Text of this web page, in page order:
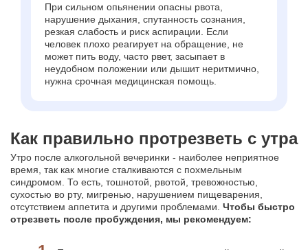
При сильном опьянении опасны рвота,
нарушение дыхания, спутанность сознания,
резкая слабость и риск аспирации. Если
человек плохо реагирует на обращение, не
может пить воду, часто рвет, засыпает в
неудобном положении или дышит неритмично,
нужна срочная медицинская помощь.
Как правильно протрезветь с утра
Утро после алкогольной вечеринки - наиболее неприятное
время, так как многие сталкиваются с похмельным
синдромом. То есть, тошнотой, рвотой, тревожностью,
сухостью во рту, мигренью, нарушением пищеварения,
отсутствием аппетита и другими проблемами. Чтобы быстро
отрезветь после пробуждения, мы рекомендуем: